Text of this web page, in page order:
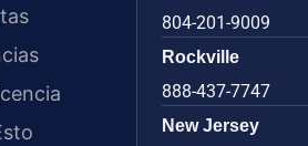
804-201-9009
Rockville
888-437-7747
New Jersey